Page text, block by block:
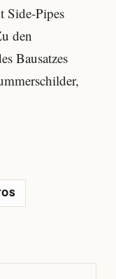
Side-Pipes
den
Bausatzes